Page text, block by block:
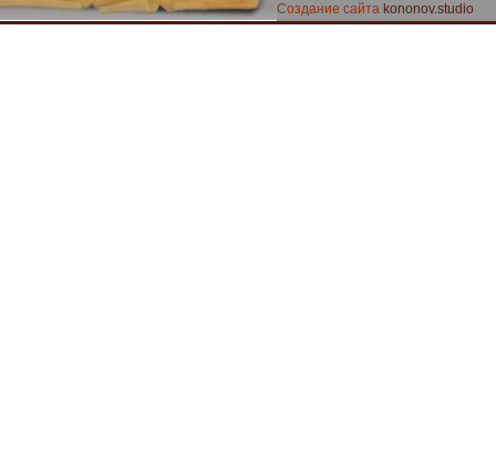
Создание сайта kononov.studio